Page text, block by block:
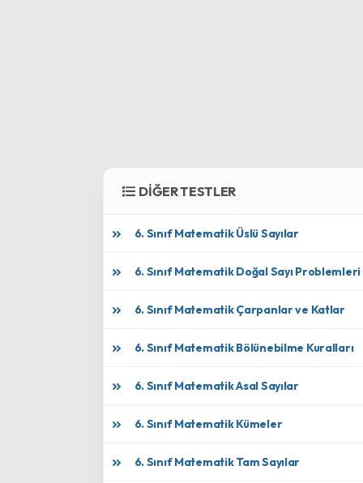
DİĞER TESTLER
6. Sınıf Matematik Üslü Sayılar
6. Sınıf Matematik Doğal Sayı Problemleri
6. Sınıf Matematik Çarpanlar ve Katlar
6. Sınıf Matematik Bölünebilme Kuralları
6. Sınıf Matematik Asal Sayılar
6. Sınıf Matematik Kümeler
6. Sınıf Matematik Tam Sayılar